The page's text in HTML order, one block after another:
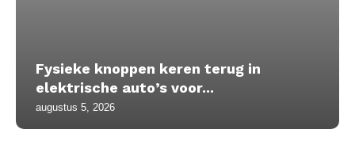
Fysieke knoppen keren terug in
elektrische auto’s voor...
augustus 5, 2026